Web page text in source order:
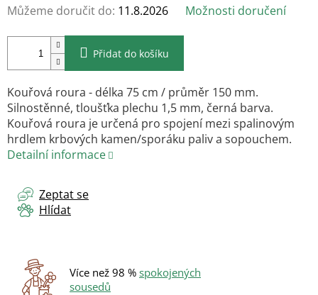
Můžeme doručit do: 11.8.2026 Možnosti doručení
Přidat do košíku
Kouřová roura - délka 75 cm / průměr 150 mm.
Silnostěnné, tloušťka plechu 1,5 mm, černá barva.
Kouřová roura je určená pro spojení mezi spalinovým
hrdlem krbových kamen/sporáku paliv a sopouchem.
Detailní informace
Zeptat se
Hlídat
Více než 98 % spokojených
sousedů